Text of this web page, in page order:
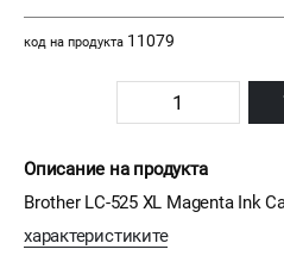
код на продукта 11079
Описание на продукта
Brother LC-525 XL Magenta Ink
характеристиките